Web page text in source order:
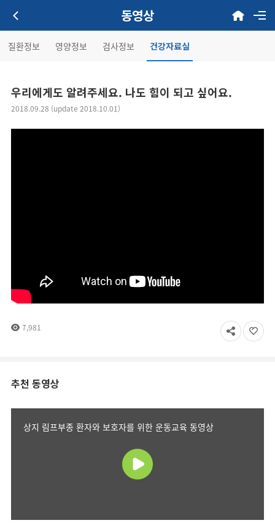
동영상
질환정보 영양정보 검사정보 건강자료실
우리에게도 알려주세요. 나도 힘이 되고 싶어요.
2018.09.28 (update 2018.10.01)
7,981
추천 동영상
상지 림프부종 환자와 보호자를 위한 운동교육 동영상